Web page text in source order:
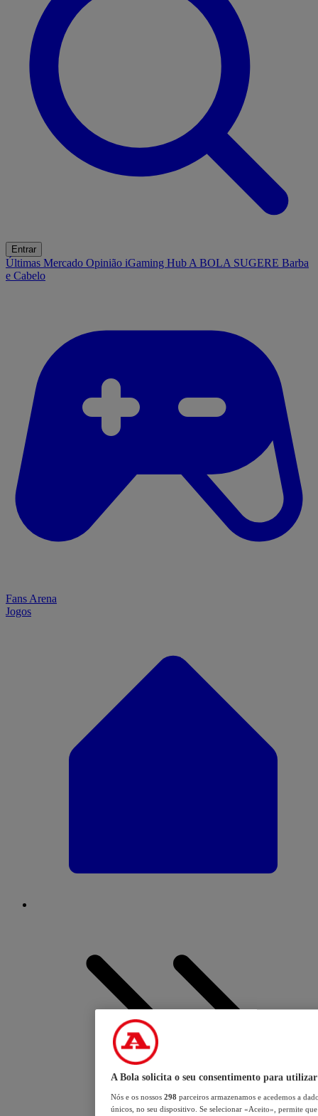
Entrar
Últimas Mercado Opinião iGaming Hub A BOLA SUGERE Barba
e Cabelo
Fans Arena
Jogos
A Bola solicita o seu consentimento para utilizar
Nós e os nossos 298 parceiros armazenamos e acedemos a
únicos, no seu dispositivo. Se selecionar «Aceito», permite